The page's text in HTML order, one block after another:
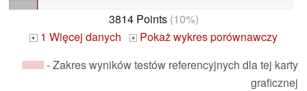
3814 Points(10%)
+ 1 Więcej danych +
Pokaż wykres porównawczy
- Zakres wyników testów referencyjnych dla tej karty
graficznej